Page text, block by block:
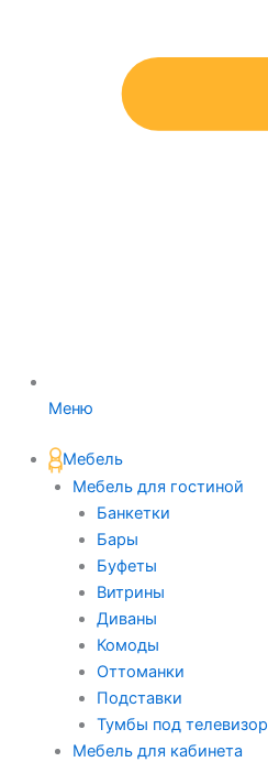
Меню
Мебель
Мебель для гостиной
Банкетки
Бары
Буфеты
Витрины
Диваны
Комоды
Оттоманки
Подставки
Тумбы под телевизор
Мебель для кабинета